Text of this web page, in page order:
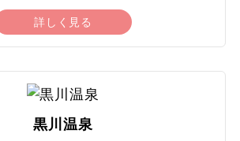
島岳）やカルデラを一望でき、360度
しめる、阿蘇を代表する絶景スポット
大な草原風景が広がり、四季折々で美
ーナリスト・徳富蘇峰がこの絶景に感
名づけたといわれています。ここから
お釈迦様の寝姿に見えることから「涅
詳しく見る
黒川温泉
アー